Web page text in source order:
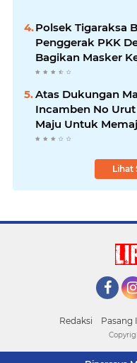
Polsek Tigaraksa
Penggerak PKK
Bagikan Masker
Pengguna Jalan
Atas Dukungan
Incamben No
Maju Untuk
Tegal Kunir Kidul
Lihat
Redaksi Pasang